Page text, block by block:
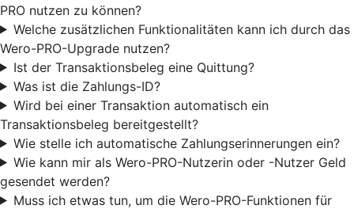
PRO nutzen zu können?
Welche zusätzlichen Funktionalitäten kann ich durch das
Wero-PRO-Upgrade nutzen?
Ist der Transaktionsbeleg eine Quittung?
Was ist die Zahlungs-ID?
Wird bei einer Transaktion automatisch ein
Transaktionsbeleg bereitgestellt?
Wie stelle ich automatische Zahlungserinnerungen ein?
Wie kann mir als Wero-PRO-Nutzerin oder -Nutzer Geld
gesendet werden?
Muss ich etwas tun, um die Wero-PRO-Funktionen für